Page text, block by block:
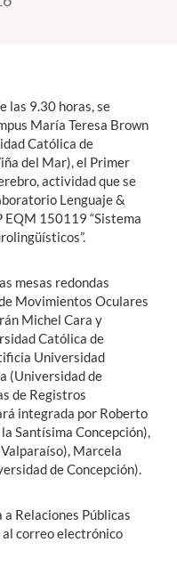
las 9.30 horas, se
María Teresa Brown
Católica de
del Mar), el Primer
actividad que se
Lenguaje &
EQM 150119 “Sistema
mesas redondas
Movimientos Oculares
Michel Cara y
Católica de
Universidad
(Universidad de
de Registros
integrada por Roberto
Santísima Concepción),
Marcela
de Concepción).
Relaciones Públicas
correo electrónico